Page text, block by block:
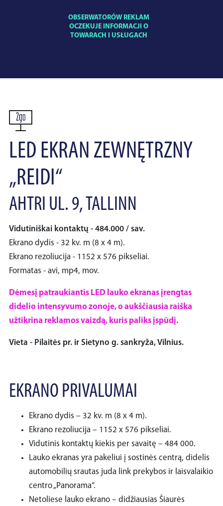
OBSERWATORÓW REKLAM
OCZEKUJE INFORMACJI O
TOWARACH I USŁUGACH
LED EKRAN ZEWNĘTRZNY
„REIDI“
AHTRI UL. 9, TALLINN
Vidutiniškai kontaktų - 484.000 / sav.
Ekrano dydis - 32 kv. m (8 x 4 m).
Ekrano rezoliucija - 1152 x 576 pikseliai.
Formatas - avi, mp4, mov.
Dėmesį patraukiantis LED lauko ekranas įrengtas
didelio intensyvumo zonoje, o aukščiausia raiška
užtikrina reklamos vaizdą, kuris paliks įspūdį.
Vieta - Pilaitės pr. ir Sietyno g. sankryža, Vilnius.
EKRANO PRIVALUMAI
Ekrano dydis – 32 kv. m (8 x 4 m).
Ekrano rezoliucija – 1152 x 576 pikseliai.
Vidutinis kontaktų kiekis per savaitę – 484 000.
Lauko ekranas yra pakeliui į sostinės centrą, didelis
automobilių srautas juda link prekybos ir laisvalaikio
centro „Panorama“.
Netoliese lauko ekrano – didžiausias Šiaurės